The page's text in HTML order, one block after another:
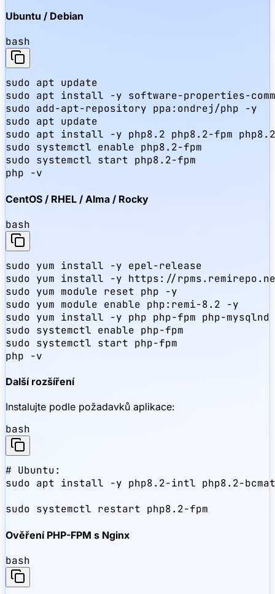
Ubuntu / Debian
bash
sudo apt update
sudo apt install -y software-properties-
sudo add-apt-repository ppa:ondrej/php -y
sudo apt update
sudo apt install -y php8.2 php8.2-fpm
sudo systemctl enable php8.2-fpm
sudo systemctl start php8.2-fpm
php -v
CentOS / RHEL / Alma / Rocky
bash
sudo yum install -y epel-release
sudo yum install -y https://
sudo yum module reset php -y
sudo yum module enable php:remi-8.2 -y
sudo yum install -y php php-fpm php-
sudo systemctl enable php-fpm
sudo systemctl start php-fpm
php -v
Další rozšíření
Instalujte podle požadavků aplikace:
bash
# Ubuntu:
sudo apt install -y php8.2-intl php8.2-
sudo systemctl restart php8.2-fpm
Ověření PHP-FPM s Nginx
bash